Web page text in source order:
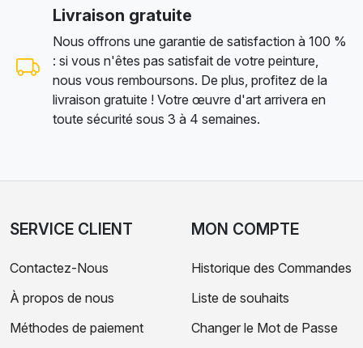
Livraison gratuite
Nous offrons une garantie de satisfaction à 100 %
: si vous n'êtes pas satisfait de votre peinture,
nous vous remboursons. De plus, profitez de la
livraison gratuite ! Votre œuvre d'art arrivera en
toute sécurité sous 3 à 4 semaines.
SERVICE CLIENT
Contactez-Nous
À propos de nous
Méthodes de paiement
MON COMPTE
Historique des Commandes
Liste de souhaits
Changer le Mot de Passe